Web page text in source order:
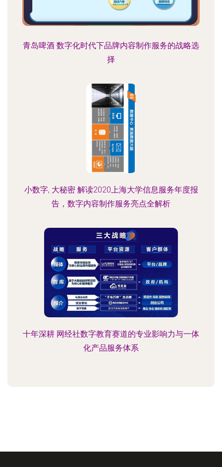
青岛啤酒 数字化时代下品牌内容制作服务的战略选
择
小数字, 大秘密 解读2020上海大学信息服务年度报
告，数字内容制作服务亮点全解析
十年深耕 网经社数字教育赛道的专业影响力与一体
化产品服务体系